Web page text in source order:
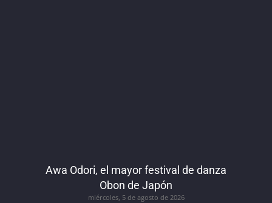
Awa Odori, el mayor festival de danza
Obon de Japón
miércoles, 5 de agosto de 2026